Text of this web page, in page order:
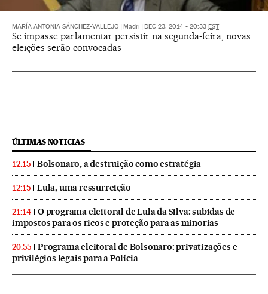
MARÍA ANTONIA SÁNCHEZ-VALLEJO Madri DEC 23, 2014 - 20:33 EST
Se impasse parlamentar persistir na segunda-feira, novas
eleições serão convocadas
ÚLTIMAS NOTICIAS
12:15 Bolsonaro, a destruição como estratégia
12:15 Lula, uma ressurreição
21:14
O programa eleitoral de Lula da Silva: subidas de
impostos para os ricos e proteção para as minorias
20:55
Programa eleitoral de Bolsonaro: privatizações e
privilégios legais para a Polícia